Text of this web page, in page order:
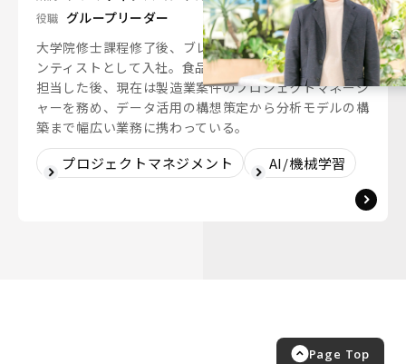
役職 グループリーダー
大学院修士課程修了後、ブレインパッドにデータサイエ
ンティストとして入社。食品業界向けCRM分析を主に
担当した後、現在は製造業案件のプロジェクトマネージ
ャーを務め、データ活用の構想策定から分析モデルの構
築まで幅広い業務に携わっている。
プロジェクトマネジメント AI/機械学習
Page Top